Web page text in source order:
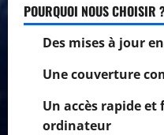
POURQUOI NOUS CHOISIR
Des mises à jour
Une couverture
Un accès rapide
ordinateur